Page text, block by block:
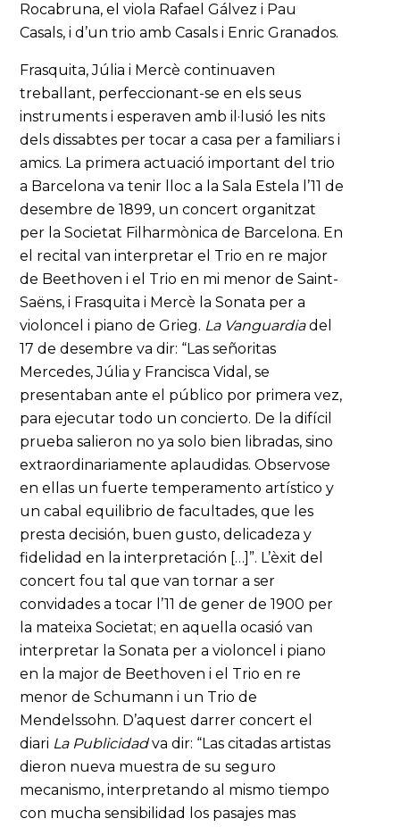
Rocabruna, el viola Rafael Gálvez i Pau
Casals, i d’un trio amb Casals i Enric Granados.
Frasquita, Júlia i Mercè continuaven
treballant, perfeccionant-se en els seus
instruments i esperaven amb il·lusió les nits
dels dissabtes per tocar a casa per a familiars i
amics. La primera actuació important del trio
a Barcelona va tenir lloc a la Sala Estela l’11 de
desembre de 1899, un concert organitzat
per la Societat Filharmònica de Barcelona. En
el recital van interpretar el Trio en re major
de Beethoven i el Trio en mi menor de Saint-
Saëns, i Frasquita i Mercè la Sonata per a
violoncel i piano de Grieg. La Vanguardiadel
17 de desembre va dir: “Las señoritas
Mercedes, Júlia y Francisca Vidal, se
presentaban ante el público por primera vez,
para ejecutar todo un concierto. De la difícil
prueba salieron no ya solo bien libradas, sino
extraordinariamente aplaudidas. Observose
en ellas un fuerte temperamento artístico y
un cabal equilibrio de facultades, que les
presta decisión, buen gusto, delicadeza y
fidelidad en la interpretación […]”. L’èxit del
concert fou tal que van tornar a ser
convidades a tocar l’11 de gener de 1900 per
la mateixa Societat; en aquella ocasió van
interpretar la Sonata per a violoncel i piano
en la major de Beethoven i el Trio en re
menor de Schumann i un Trio de
Mendelssohn. D’aquest darrer concert el
diari La Publicidadva dir: “Las citadas artistas
dieron nueva muestra de su seguro
mecanismo, interpretando al mismo tiempo
con mucha sensibilidad los pasajes mas